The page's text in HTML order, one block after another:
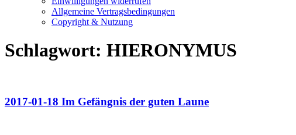
Allgemeine Vertragsbedingungen
Copyright & Nutzung
Schlagwort: HIERONYMUS
2017-01-18 Im Gefängnis der guten Laune